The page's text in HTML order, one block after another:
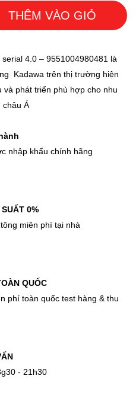
THÊM VÀO GIỎ
4.0 – 9551004980481 là
Kadawa trên thị trường hiện
và phát triển phù hợp cho nhu
châu Á
nhập khẩu chính hãng
0%
miên phí tại nhà
QUỐC
phí toàn quốc test hàng & thu
- 21h30